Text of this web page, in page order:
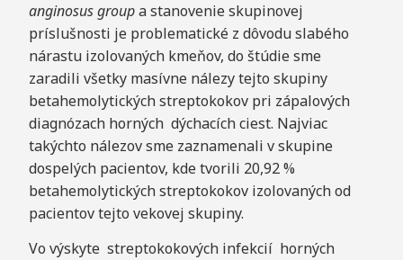
anginosus groupa stanovenie skupinovej
príslušnosti je problematické z dôvodu slabého
nárastu izolovaných kmeňov, do štúdie sme
zaradili všetky masívne nálezy tejto skupiny
betahemolytických streptokokov pri zápalových
diagnózach horných dýchacích ciest. Najviac
takýchto nálezov sme zaznamenali v skupine
dospelých pacientov, kde tvorili 20,92 %
betahemolytických streptokokov izolovaných od
pacientov tejto vekovej skupiny.
Vo výskyte streptokokových infekcií horných